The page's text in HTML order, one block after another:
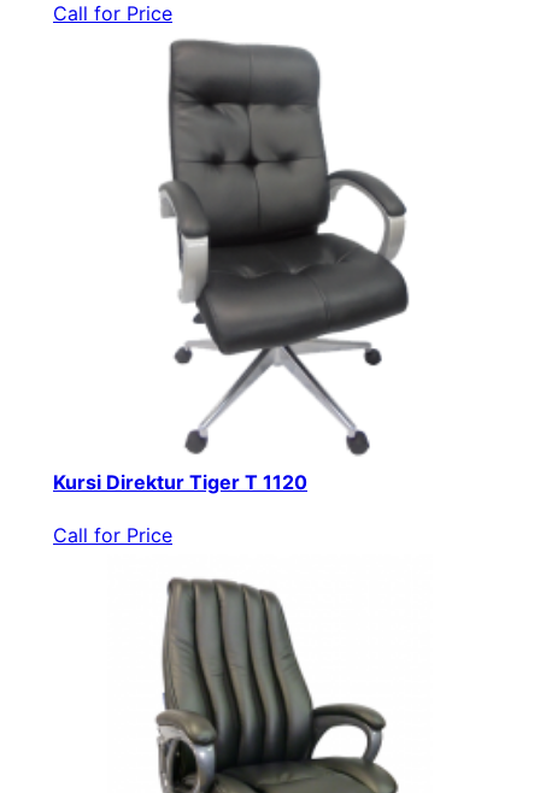
Call for Price
Kursi Direktur Tiger T 1120
Call for Price